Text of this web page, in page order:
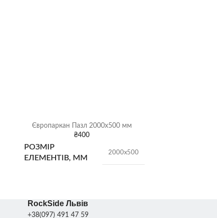
Європаркан Пазл 2000х500 мм
₴400
РОЗМІР
ЕЛЕМЕНТІВ, ММ
2000х500
RockSide Львів
+38(097) 491 47 59